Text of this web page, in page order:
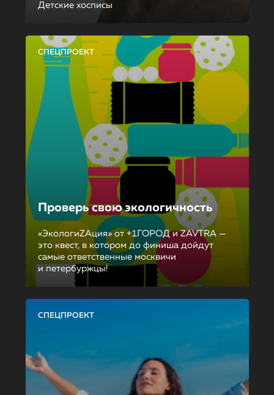
Детские хосписы
СПЕЦПРОЕКТ
Проверь свою экологичность
«ЭкологиZAция» от +1ГОРОД и ZAVTRA —
это квест, в котором до финиша дойдут
самые ответственные москвичи
и петербуржцы!
СПЕЦПРОЕКТ